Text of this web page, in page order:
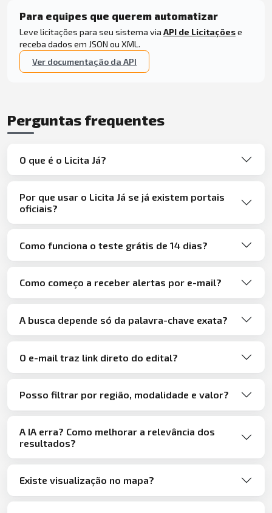
Para equipes que querem automatizar
Leve licitações para seu sistema via API de Licitaçõese
receba dados em JSON ou XML.
Ver documentação da API
Perguntas frequentes
O que é o Licita Já?
Por que usar o Licita Já se já existem portais
oficiais?
Como funciona o teste grátis de 14 dias?
Como começo a receber alertas por e-mail?
A busca depende só da palavra-chave exata?
O e-mail traz link direto do edital?
Posso filtrar por região, modalidade e valor?
A IA erra? Como melhorar a relevância dos
resultados?
Existe visualização no mapa?